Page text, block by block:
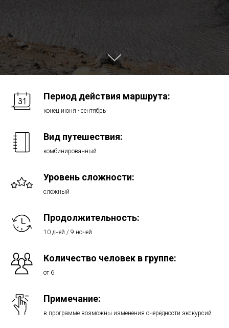
Период действия маршрута:
конец июня - сентябрь
Вид путешествия:
комбинированный
Уровень сложности:
сложный
Продолжительность:
10 дней / 9 ночей
Количество человек в группе:
от 6
Примечание:
в программе возможны изменения очерёдности экскурсий